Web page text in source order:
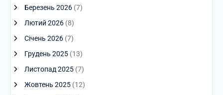
Березень 2026(7)
Лютий 2026(8)
Січень 2026(7)
Грудень 2025(13)
Листопад 2025(7)
Жовтень 2025(12)